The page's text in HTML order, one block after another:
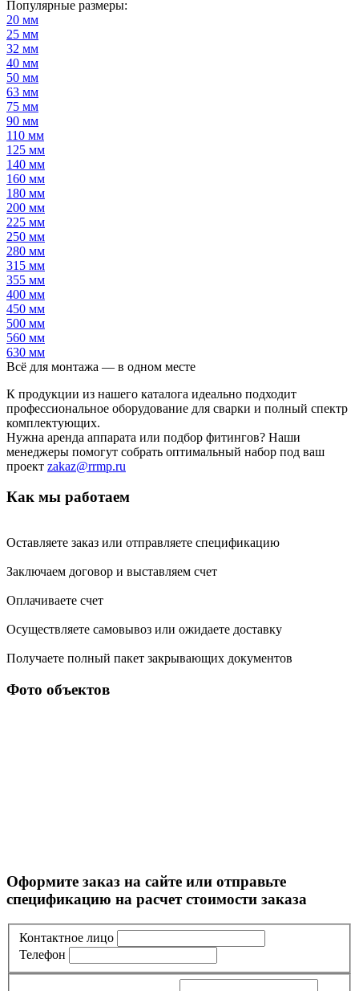
Популярные размеры:
20 мм
25 мм
32 мм
40 мм
50 мм
63 мм
75 мм
90 мм
110 мм
125 мм
140 мм
160 мм
180 мм
200 мм
225 мм
250 мм
280 мм
315 мм
355 мм
400 мм
450 мм
500 мм
560 мм
630 мм
Всё для монтажа — в одном месте
К продукции из нашего каталога идеально подходит
профессиональное оборудование для сварки и полный спектр
комплектующих.
Нужна аренда аппарата или подбор фитингов? Наши
менеджеры помогут собрать оптимальный набор под ваш
проект zakaz@rrmp.ru
Как мы работаем
Оставляете заказ или отправляете спецификацию
Заключаем договор и выставляем счет
Оплачиваете счет
Осуществляете самовывоз или ожидаете доставку
Получаете полный пакет закрывающих документов
Фото объектов
Оформите заказ на сайте или отправьте
спецификацию на расчет стоимости заказа
Контактное лицо
Телефон